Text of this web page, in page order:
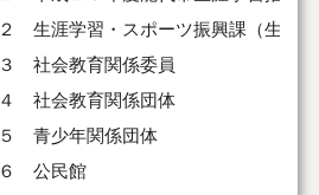
２ 生涯学習・スポーツ振興課（生涯
３ 社会教育関係委員
４ 社会教育関係団体
５ 青少年関係団体
６ 公民館